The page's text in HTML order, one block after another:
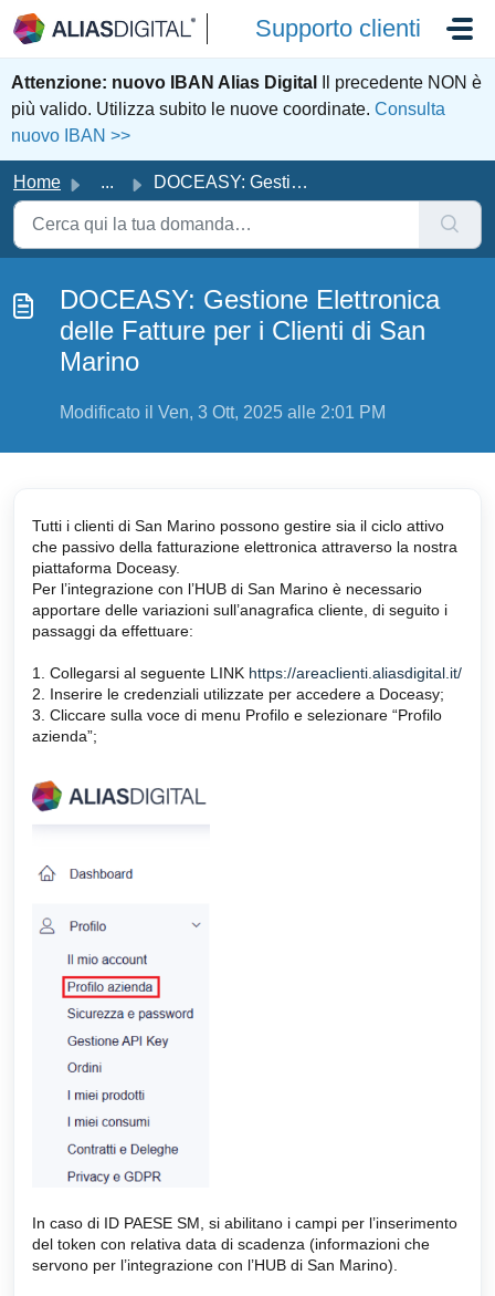
Salta al contenuto principale
Supporto clienti
Attenzione: nuovo IBAN Alias Digital
Il precedente NON è
più valido. Utilizza subito le nuove coordinate. Consulta
nuovo IBAN >>
Home ... DOCEASY: Gestione Elettronica delle Fatture per i Clienti...
DOCEASY: Gestione Elettronica
delle Fatture per i Clienti di San
Marino
Modificato il Ven, 3 Ott, 2025 alle 2:01 PM
Tutti i clienti di San Marino possono gestire sia il ciclo attivo
che passivo della fatturazione elettronica attraverso la nostra
piattaforma Doceasy.
Per l’integrazione con l’HUB di San Marino è necessario
apportare delle variazioni sull’anagrafica cliente, di seguito i
passaggi da effettuare:
1. Collegarsi al seguente LINK https://areaclienti.aliasdigital.it/
2. Inserire le credenziali utilizzate per accedere a Doceasy;
3. Cliccare sulla voce di menu Profilo e selezionare “Profilo
azienda”;
In caso di ID PAESE SM, si abilitano i campi per l’inserimento
del token con relativa data di scadenza (informazioni che
servono per l’integrazione con l’HUB di San Marino).